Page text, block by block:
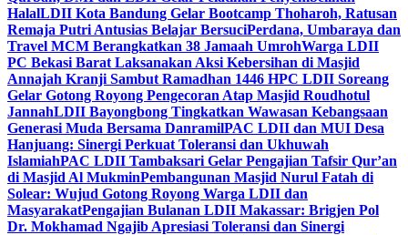
HalalLDII Kota Bandung Gelar Bootcamp Thoharoh, Ratusan
Remaja Putri Antusias Belajar BersuciPerdana, Umbaraya dan
Travel MCM Berangkatkan 38 Jamaah UmrohWarga LDII
PC Bekasi Barat Laksanakan Aksi Kebersihan di Masjid
Annajah Kranji Sambut Ramadhan 1446 HPC LDII Soreang
Gelar Gotong Royong Pengecoran Atap Masjid Roudhotul
JannahLDII Bayongbong Tingkatkan Wawasan Kebangsaan
Generasi Muda Bersama DanramilPAC LDII dan MUI Desa
Hanjuang: Sinergi Perkuat Toleransi dan Ukhuwah
IslamiahPAC LDII Tambaksari Gelar Pengajian Tafsir Qur’an
di Masjid Al MukminPembangunan Masjid Nurul Fatah di
Solear: Wujud Gotong Royong Warga LDII dan
MasyarakatPengajian Bulanan LDII Makassar: Brigjen Pol
Dr. Mokhamad Ngajib Apresiasi Toleransi dan Sinergi